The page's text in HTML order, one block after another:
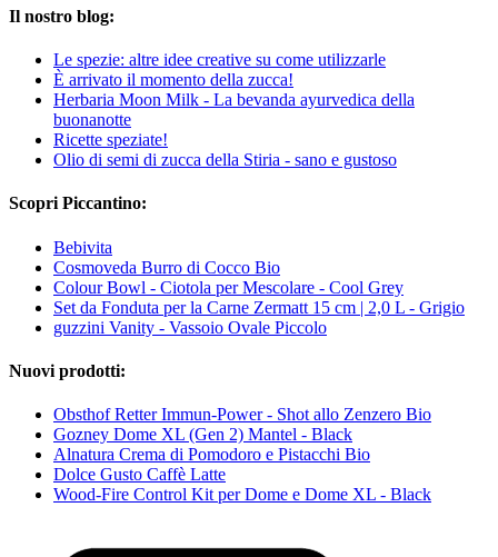
Il nostro blog:
Le spezie: altre idee creative su come utilizzarle
È arrivato il momento della zucca!
Herbaria Moon Milk - La bevanda ayurvedica della
buonanotte
Ricette speziate!
Olio di semi di zucca della Stiria - sano e gustoso
Scopri Piccantino:
Bebivita
Cosmoveda Burro di Cocco Bio
Colour Bowl - Ciotola per Mescolare - Cool Grey
Set da Fonduta per la Carne Zermatt 15 cm | 2,0 L - Grigio
guzzini Vanity - Vassoio Ovale Piccolo
Nuovi prodotti:
Obsthof Retter Immun-Power - Shot allo Zenzero Bio
Gozney Dome XL (Gen 2) Mantel - Black
Alnatura Crema di Pomodoro e Pistacchi Bio
Dolce Gusto Caffè Latte
Wood-Fire Control Kit per Dome e Dome XL - Black